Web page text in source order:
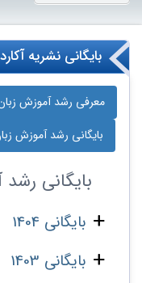
بایگانی نشریه
معرفی رشد آموزش
بایگانی رشد آموزش
بایگانی رشد
بایگانی 1404
بایگانی 1403